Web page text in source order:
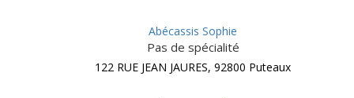
Abécassis Sophie
Pas de spécialité
122 RUE JEAN JAURES, 92800 Puteaux